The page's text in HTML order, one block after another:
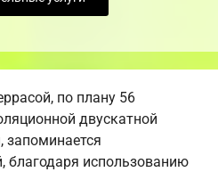
по плану 56
двускатной
благодаря использованию